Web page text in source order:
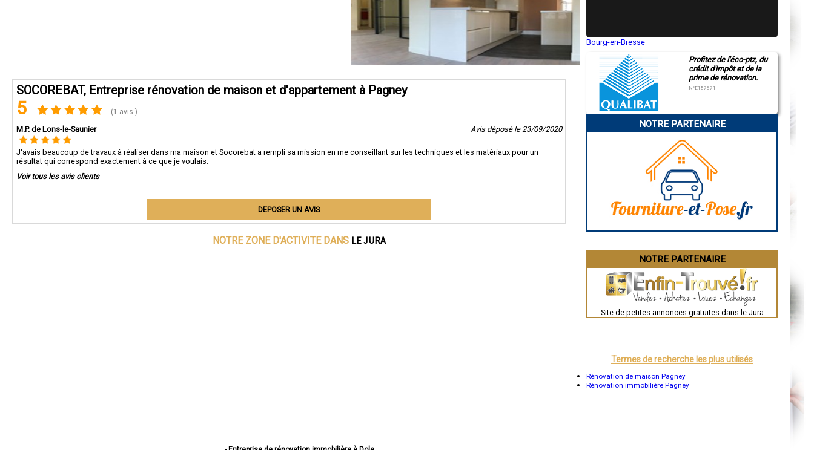
SOCOREBAT, Entreprise rénovation de maison et d'appartement à Pagney
5 (1 avis )
M.P. de Lons-le-Saunier Avis déposé le 23/09/2020
J'avais beaucoup de travaux à réaliser dans ma maison et Socorebat a rempli sa mission en me conseillant sur les techniques et les matériaux pour un
résultat qui correspond exactement à ce que je voulais.
Voir tous les avis clients
DEPOSER UN AVIS
NOTRE ZONE D'ACTIVITE DANS LE JURA
Bourg-en-Bresse
Montluçon
Manosque
Gap
Charleville-Mézières
Pamiers
Narbonne
Brive-la-Gaillarde
Guéret
Besançon
Évreux
Chartres
Nîmes
Auch
Dole
Mont-de-Marsan
Profitez de l'éco-ptz, du
crédit d'impôt et de la
prime de rénovation.
N°E157671
NOTRE PARTENAIRE
NOTRE PARTENAIRE
Site de petites annonces gratuites dans le Jura
Termes de recherche les plus utilisés
Rénovation de maison Pagney
Rénovation immobilière Pagney